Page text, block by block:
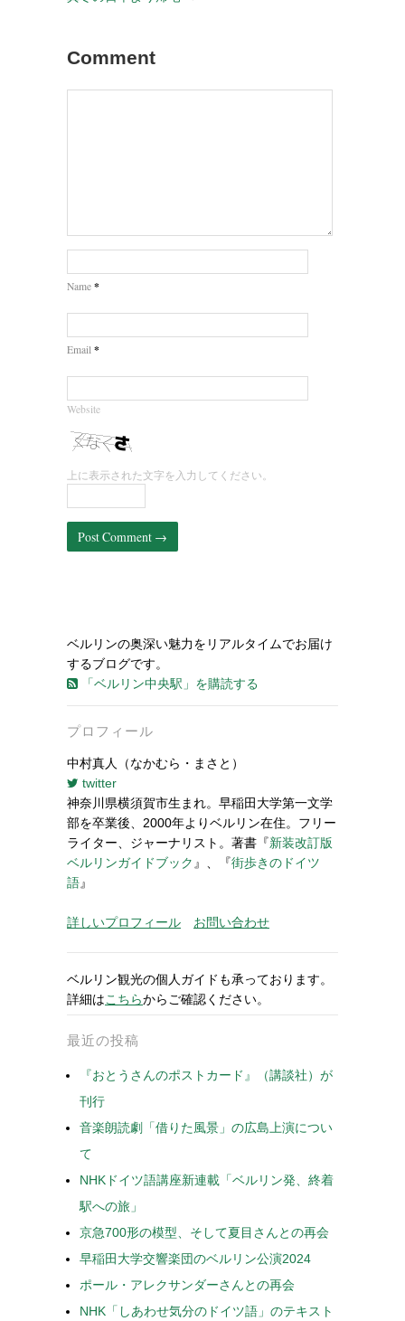
Comment
Name *
Email *
Website
上に表示された文字を入力してください。
ベルリンの奥深い魅力をリアルタイムでお届け
するブログです。
「ベルリン中央駅」を購読する
プロフィール
中村真人（なかむら・まさと）
twitter
神奈川県横須賀市生まれ。早稲田大学第一文学
部を卒業後、2000年よりベルリン在住。フリー
ライター、ジャーナリスト。著書『新装改訂版
ベルリンガイドブック 』、『街歩きのドイツ
語』
詳しいプロフィール お問い合わせ
ベルリン観光の個人ガイドも承っております。
詳細はこちらからご確認ください。
最近の投稿
『おとうさんのポストカード』（講談社）が
刊行
音楽朗読劇「借りた風景」の広島上演につい
て
NHKドイツ語講座新連載「ベルリン発、終着
駅への旅」
京急700形の模型、そして夏目さんとの再会
早稲田大学交響楽団のベルリン公演2024
ポール・アレクサンダーさんとの再会
NHK「しあわせ気分のドイツ語」のテキスト